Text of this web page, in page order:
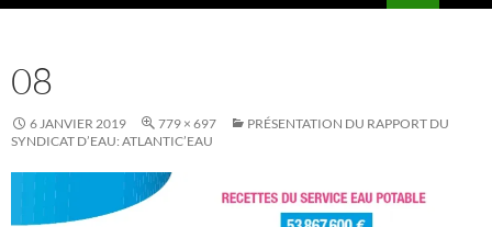
08
6 JANVIER 2019 779 × 697
PRÉSENTATION DU RAPPORT DU
SYNDICAT D’EAU: ATLANTIC’EAU